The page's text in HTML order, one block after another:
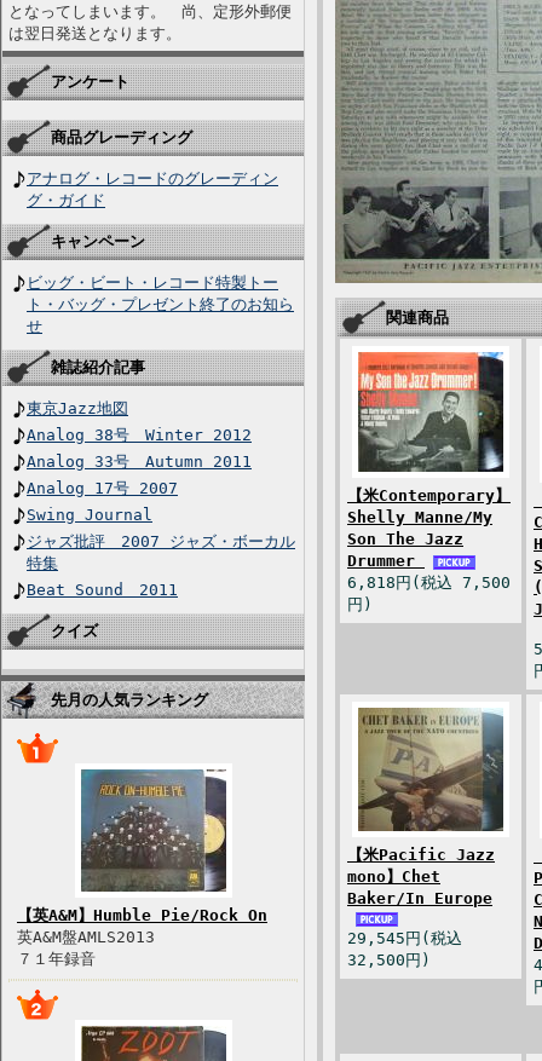
となってしまいます。 尚、定形外郵便
は翌日発送となります。
アンケート
商品グレーディング
アナログ・レコードのグレーディン
グ・ガイド
キャンペーン
ビッグ・ビート・レコード特製トー
ト・バッグ・プレゼント終了のお知ら
せ
雑誌紹介記事
東京Jazz地図
Analog 38号 Winter 2012
Analog 33号 Autumn 2011
Analog 17号 2007
Swing Journal
ジャズ批評 2007 ジャズ・ボーカル
特集
Beat Sound 2011
クイズ
先月の人気ランキング
【英A&M】Humble Pie/Rock On
英A&M盤AMLS2013
７１年録音
関連商品
【米Contemporary】
Shelly Manne/My
Son The Jazz
Drummer
6,818円(税込 7,500
円)
【米Pacific Jazz
mono】Chet
Baker/In Europe
29,545円(税込
32,500円)